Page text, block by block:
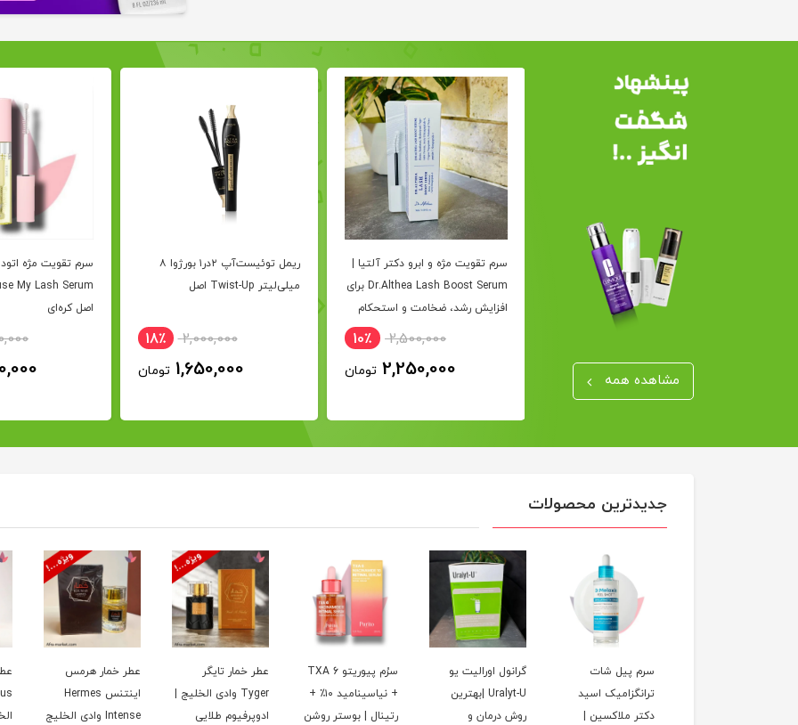
مشاهده همه
کرم دور چشم 360 شات PDRN
سنتلیان Centellian24 ضد چروک
لیفتینگ و جوان ساز | اصل
2,650,000 تومان
سرم تقویت مژه و ابرو دکتر آلتیا |
Dr.Althea Lash Boost Serum برای
افزایش رشد، ضخامت و استحکام
2,500,000 10٪
2,250,000 تومان
ریمل توئیست‌آپ ۲در۱ بورژوا ۸
میلی‌لیتر Twist-Up اصل
2,000,000 18٪
1,650,000 تومان
سرم تقویت مژه
اصل کره‌ای
جدیدترین محصولات
سرم پیل شات
ترانگزامیک اسید
دکتر ملاکسین |
گرانول اورالیت یو
Uralyt-U |بهترین
روش درمان و
سرُم پیوریتو TXA 6
+ نیاسینامید ۱۰٪ +
رتینال | بوستر روشن
عطر خمار تایگر
Tyger وادی الخلیج |
ادوپرفیوم طلایی
عطر خمار هرمس
اینتنس Hermes
Intense وادی الخلیج
اسنس ضد چروک
کمپلکس 9 پپتاید
مدی پیل حجم
تونر صورتی تسکین
دهنده و روشن کننده
سیکا مدی کیوب |
عطر ادکلن الگانس
کرانفورد | اصل
ضد آفتاب نامبوزین
شماره 9 پپتاید اصل |
ضدچروک و جوانساز
ماسک مو
کننده تسوباکی
پریمیوم